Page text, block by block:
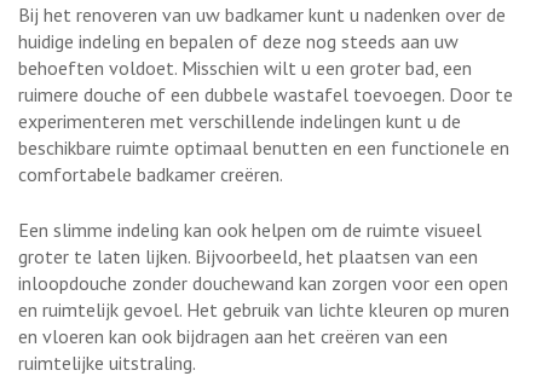
Bij het renoveren van uw badkamer kunt u nadenken over de
huidige indeling en bepalen of deze nog steeds aan uw
behoeften voldoet. Misschien wilt u een groter bad, een
ruimere douche of een dubbele wastafel toevoegen. Door te
experimenteren met verschillende indelingen kunt u de
beschikbare ruimte optimaal benutten en een functionele en
comfortabele badkamer creëren.
Een slimme indeling kan ook helpen om de ruimte visueel
groter te laten lijken. Bijvoorbeeld, het plaatsen van een
inloopdouche zonder douchewand kan zorgen voor een open
en ruimtelijk gevoel. Het gebruik van lichte kleuren op muren
en vloeren kan ook bijdragen aan het creëren van een
ruimtelijke uitstraling.